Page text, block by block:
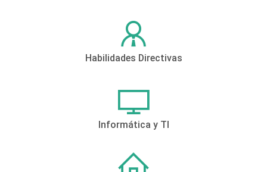
Habilidades Directivas
Informática y TI